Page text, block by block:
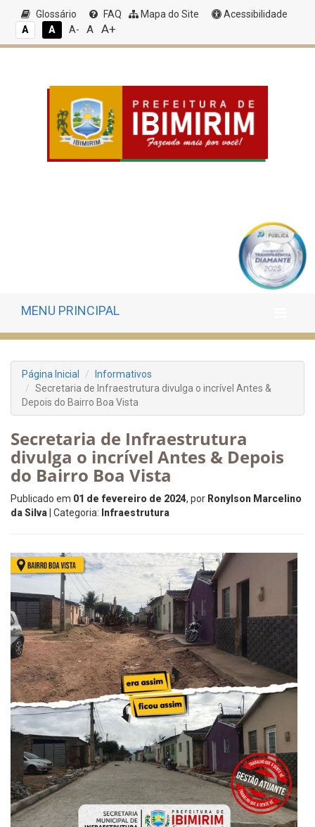
Glossário FAQ Mapa do Site
Acessibilidade
A
A A- A A+
MENU PRINCIPAL
Página Inicial
Informativos
Secretaria de Infraestrutura divulga o incrível Antes &
Depois do Bairro Boa Vista
Secretaria de Infraestrutura
divulga o incrível Antes & Depois
do Bairro Boa Vista
Publicado em 01 de fevereiro de 2024, por Ronylson Marcelino
da Silva | Categoria: Infraestrutura